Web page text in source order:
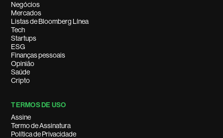
Negócios
Mercados
Listas de Bloomberg Línea
Tech
Startups
ESG
Finanças pessoais
Opinião
Saúde
Cripto
TERMOS DE USO
Assine
Termo de Assinatura
Política de Privacidade